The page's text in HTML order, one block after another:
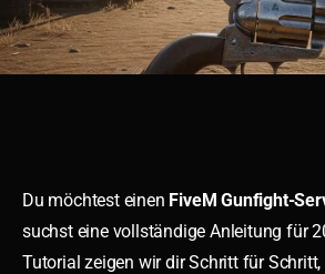
Du möchtest einen FiveM Gunfight-
suchst eine vollständige Anleitung für
Tutorial zeigen wir dir Schritt für